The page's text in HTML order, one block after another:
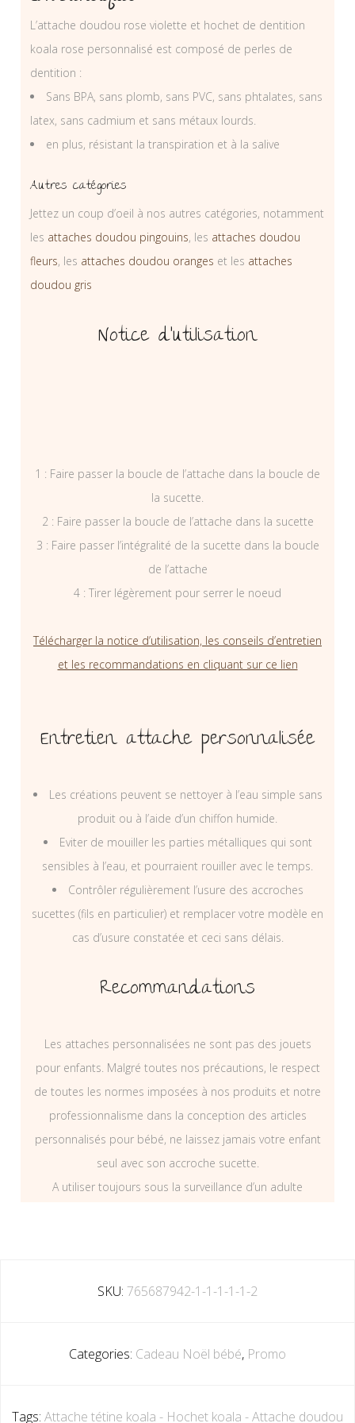
L’attache doudou rose violette et hochet de dentition
koala rose personnalisé est composé de perles de
dentition :
Sans BPA, sans plomb, sans PVC, sans phtalates, sans
latex, sans cadmium et sans métaux lourds.
en plus, résistant la transpiration et à la salive
Autres catégories
Jettez un coup d’oeil à nos autres catégories, notamment
les attaches doudou pingouins, les attaches doudou
fleurs, les attaches doudou oranges et les attaches
doudou gris
Notice d’utilisation
1 : Faire passer la boucle de l’attache dans la boucle de
la sucette.
2 : Faire passer la boucle de l’attache dans la sucette
3 : Faire passer l’intégralité de la sucette dans la boucle
de l’attache
4 : Tirer légèrement pour serrer le noeud
Télécharger la notice d’utilisation, les conseils d’entretien
et les recommandations en cliquant sur ce lien
Entretien attache personnalisée
Les créations peuvent se nettoyer à l’eau simple sans
produit ou à l’aide d’un chiffon humide.
Eviter de mouiller les parties métalliques qui sont
sensibles à l’eau, et pourraient rouiller avec le temps.
Contrôler régulièrement l’usure des accroches
sucettes (fils en particulier) et remplacer votre modèle en
cas d’usure constatée et ceci sans délais.
Recommandations
Les attaches personnalisées ne sont pas des jouets
pour enfants. Malgré toutes nos précautions, le respect
de toutes les normes imposées à nos produits et notre
professionnalisme dans la conception des articles
personnalisés pour bébé, ne laissez jamais votre enfant
seul avec son accroche sucette.
A utiliser toujours sous la surveillance d’un adulte
SKU: 765687942-1-1-1-1-1-2
Categories: Cadeau Noël bébé, Promo
Tags: Attache tétine koala - Hochet koala - Attache doudou